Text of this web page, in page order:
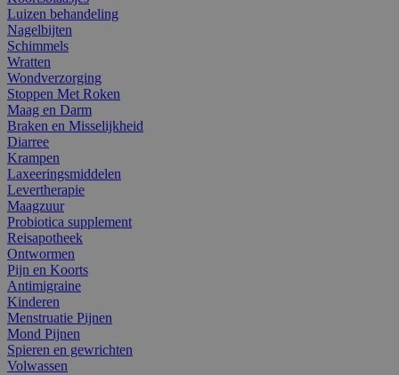
Luizen behandeling
Nagelbijten
Schimmels
Wratten
Wondverzorging
Stoppen Met Roken
Maag en Darm
Braken en Misselijkheid
Diarree
Krampen
Laxeeringsmiddelen
Levertherapie
Maagzuur
Probiotica supplement
Reisapotheek
Ontwormen
Pijn en Koorts
Antimigraine
Kinderen
Menstruatie Pijnen
Mond Pijnen
Spieren en gewrichten
Volwassen